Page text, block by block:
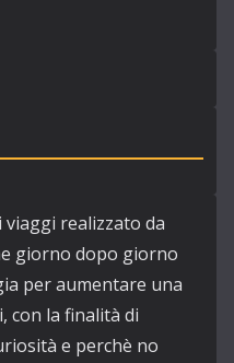
viaggi realizzato da
giorno dopo giorno
per aumentare una
con la finalità di
e perchè no